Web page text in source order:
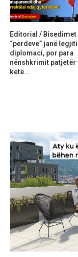
Editorial / Bisedimet
“perdeve” janë
diplomaci, por para
nënshkrimit patjetër
ketë...